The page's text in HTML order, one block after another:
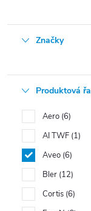
Značky
Produktová
Aero 6
AI TWF 1
Aveo 6
Bler 12
Cortis 6